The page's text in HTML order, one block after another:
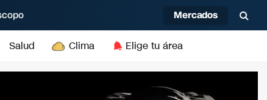
Mercados
Salud Clima Elige tu área